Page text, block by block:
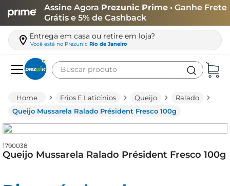
Assine Agora Prezunic Prime • Ganhe Frete
Grátis e 5% de Cashback
Entrega em casa ou retire em loja?
Você está no Prezunic Rio de Janeiro
Buscar produto
Frios E Laticínios Queijo
Ralado
Queijo Mussarela Ralado Président Fresco 100g
1790038
Queijo Mussarela Ralado Président Fresco 100g
leite
queijo